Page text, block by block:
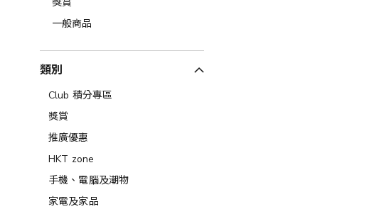
一般商品
類別
Club 積分專區
獎賞
推廣優惠
HKT zone
手機、電腦及潮物
家電及家品